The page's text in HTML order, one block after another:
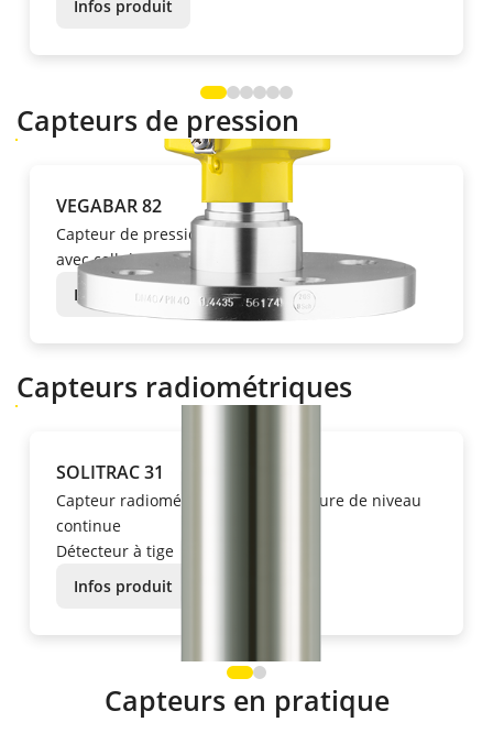
Infos produit
Capteurs de pression
VEGABAR 82
Capteur de pression
avec cellule de mesure céramique
Infos produit
Capteurs radiométriques
SOLITRAC 31
Capteur radiométrique pour la mesure de niveau
continue
Détecteur à tige
Infos produit
Capteurs en pratique